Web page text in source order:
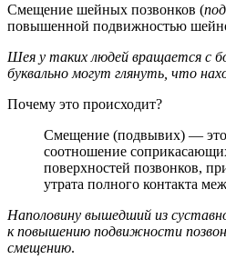
Смещение шейных позвонков (
повышенной подвижностью
Шея у таких людей вращается с
буквально могут глянуть, что
Почему это происходит?
Смещение (подвывих) —
соотношение
поверхностей позвонков,
утрата полного контакта
Наполовину вышедший из
к повышению подвижности
смещению.